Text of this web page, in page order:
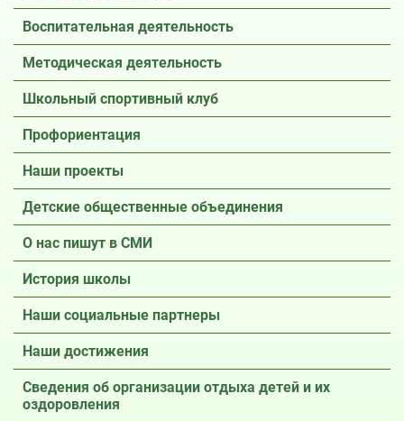
Воспитательная деятельность
Методическая деятельность
Школьный спортивный клуб
Профориентация
Наши проекты
Детские общественные объединения
О нас пишут в СМИ
История школы
Наши социальные партнеры
Наши достижения
Сведения об организации отдыха детей и их
оздоровления